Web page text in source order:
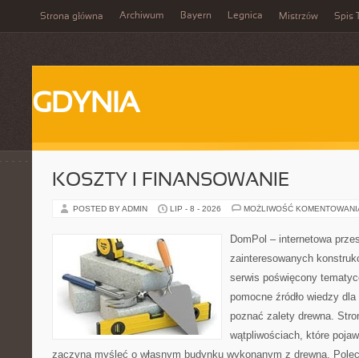
Strona główna Archiwum Bayern Legnica Mistrzów Spis
GDYNIA
KOSZTY I FINANSOWANIE
POSTED BY ADMIN LIP - 8 - 2026 MOŻLIWOŚĆ
DomPol – internetowa
zainteresowanych
serwis poświęcony
pomocne źródło wiedzy
poznać zalety drewna.
wątpliwościach, które
zaczyna myśleć o własnym budynku wykonanym z drewna.